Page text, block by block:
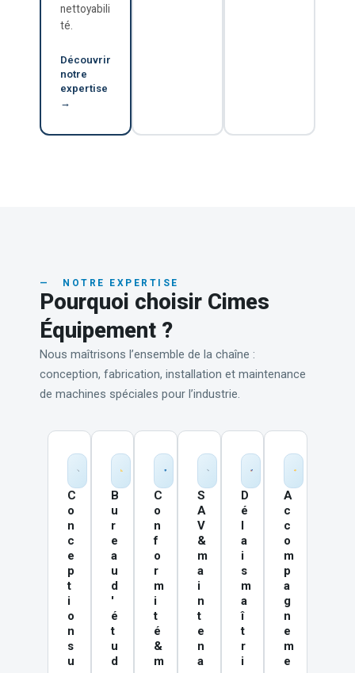
nettoyabili
té.
Découvrir
notre
expertise
→
— NOTRE EXPERTISE
Pourquoi choisir Cimes
Équipement ?
Nous maîtrisons l’ensemble de la chaîne :
conception, fabrication, installation et maintenance
de machines spéciales pour l’industrie.
C
o
n
c
e
p
t
i
o
n
s
u
B
u
r
e
a
u
d
'
é
t
u
d
C
o
n
f
o
r
m
i
t
é
&
m
S
A
V
&
m
a
i
n
t
e
n
a
D
é
l
a
i
s
m
a
î
t
r
i
A
c
c
o
m
p
a
g
n
e
m
e